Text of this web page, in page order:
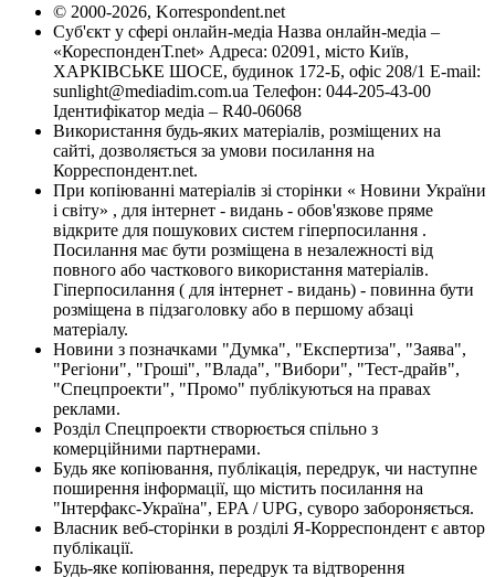
© 2000-2026, Korrespondent.net
Суб'єкт у сфері онлайн-медіа Назва онлайн-медіа –
«КореспонденТ.net» Адреса: 02091, місто Київ,
ХАРКІВСЬКЕ ШОСЕ, будинок 172-Б, офіс 208/1 E-mail:
sunlight@mediadim.com.ua Телефон: 044-205-43-00
Ідентифікатор медіа – R40-06068
Використання будь-яких матеріалів, розміщених на
сайті, дозволяється за умови посилання на
Корреспондент.net.
При копіюванні матеріалів зі сторінки « Новини України
і світу» , для інтернет - видань - обов'язкове пряме
відкрите для пошукових систем гіперпосилання .
Посилання має бути розміщена в незалежності від
повного або часткового використання матеріалів.
Гіперпосилання ( для інтернет - видань) - повинна бути
розміщена в підзаголовку або в першому абзаці
матеріалу.
Новини з позначками "Думка", "Експертиза", "Заява",
"Регіони", "Гроші", "Влада", "Вибори", "Тест-драйв",
"Спецпроекти", "Промо" публікуються на правах
реклами.
Розділ Спецпроекти створюється спільно з
комерційними партнерами.
Будь яке копіювання, публікація, передрук, чи наступне
поширення інформації, що містить посилання на
"Інтерфакс-Україна", EPA / UPG, суворо забороняється.
Власник веб-сторінки в розділі Я-Корреспондент є автор
публікації.
Будь-яке копіювання, передрук та відтворення